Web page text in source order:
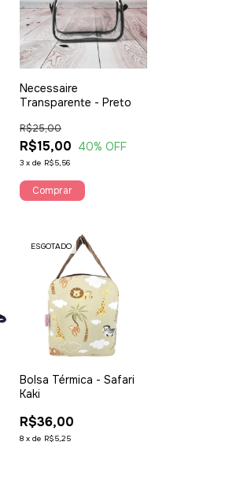
Necessaire
Transparente - Preto
R$15,00
R$25,00
40% OFF
3 xde R$5,56
ESGOTADO
Bolsa Térmica - Safari
Kaki
R$36,00
8 xde R$5,25